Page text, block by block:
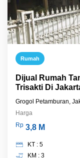
Rumah
Dijual Rumah
Trisakti Di
Grogol Petamburan,
Harga
Rp 3,8 M
KT : 5
KM : 3